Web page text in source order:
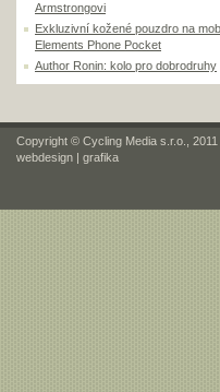
Armstrongovi
Exkluzivní kožené pouzdro na
Elements Phone Pocket
Author Ronin: kolo pro dobrodruhy
Copyright © Cycling Media s.r.o., 2011
webdesign | grafika